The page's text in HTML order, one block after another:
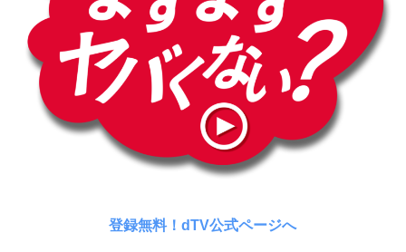
登録無料！dTV公式ページへ